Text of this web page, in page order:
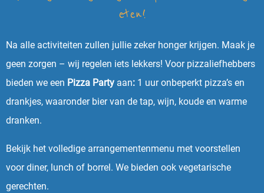
eten!
Na alle activiteiten zullen jullie zeker honger krijgen. Maak je
geen zorgen – wij regelen iets lekkers! Voor pizzaliefhebbers
bieden we een Pizza Party aan: 1 uur onbeperkt pizza’s en
drankjes, waaronder bier van de tap, wijn, koude en warme
dranken.
Bekijk het volledige arrangementenmenu met voorstellen
voor diner, lunch of borrel. We bieden ook vegetarische
gerechten.